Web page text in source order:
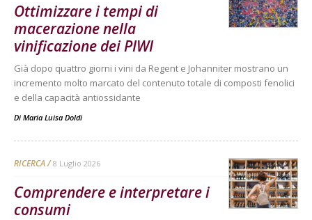
Ottimizzare i tempi di
macerazione nella
vinificazione dei PIWI
Già dopo quattro giorni i vini da Regent e Johanniter mostrano un
incremento molto marcato del contenuto totale di composti fenolici
e della capacità antiossidante
Di Maria Luisa Doldi
RICERCA 8 Luglio 2026
Comprendere e interpretare i
consumi